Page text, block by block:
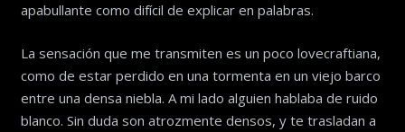
apabullante como difícil de explicar en palabras.
La sensación que me transmiten es un poco lovecraftiana,
como de estar perdido en una tormenta en un viejo barco
entre una densa niebla. A mi lado alguien hablaba de ruido
blanco. Sin duda son atrozmente densos, y te trasladan a